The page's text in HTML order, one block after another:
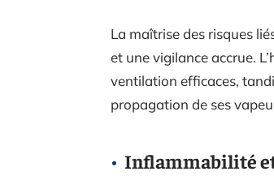
La maîtrise des risques
et une vigilance accrue.
ventilation efficaces,
propagation de ses
Inflammabilité et